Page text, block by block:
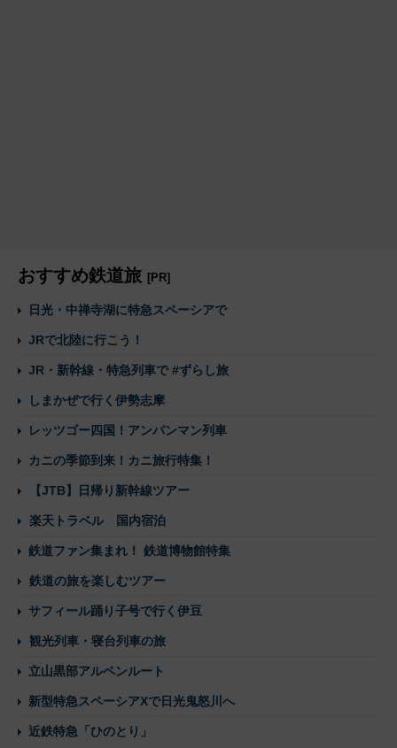
おすすめ鉄道旅 [PR]
日光・中禅寺湖に特急スペーシアで
JRで北陸に行こう！
JR・新幹線・特急列車で #ずらし旅
しまかぜで行く伊勢志摩
レッツゴー四国！アンパンマン列車
カニの季節到来！カニ旅行特集！
【JTB】日帰り新幹線ツアー
楽天トラベル 国内宿泊
鉄道ファン集まれ！ 鉄道博物館特集
鉄道の旅を楽しむツアー
サフィール踊り子号で行く伊豆
観光列車・寝台列車の旅
立山黒部アルペンルート
新型特急スペーシアXで日光鬼怒川へ
近鉄特急「ひのとり」